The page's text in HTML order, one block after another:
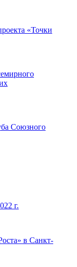
«Точки
Союзного
г.
в Санкт-